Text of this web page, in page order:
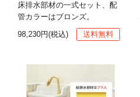
床排水部材の一式セット、配
管カラーはブロンズ。
98,230円(税込)
送料無料